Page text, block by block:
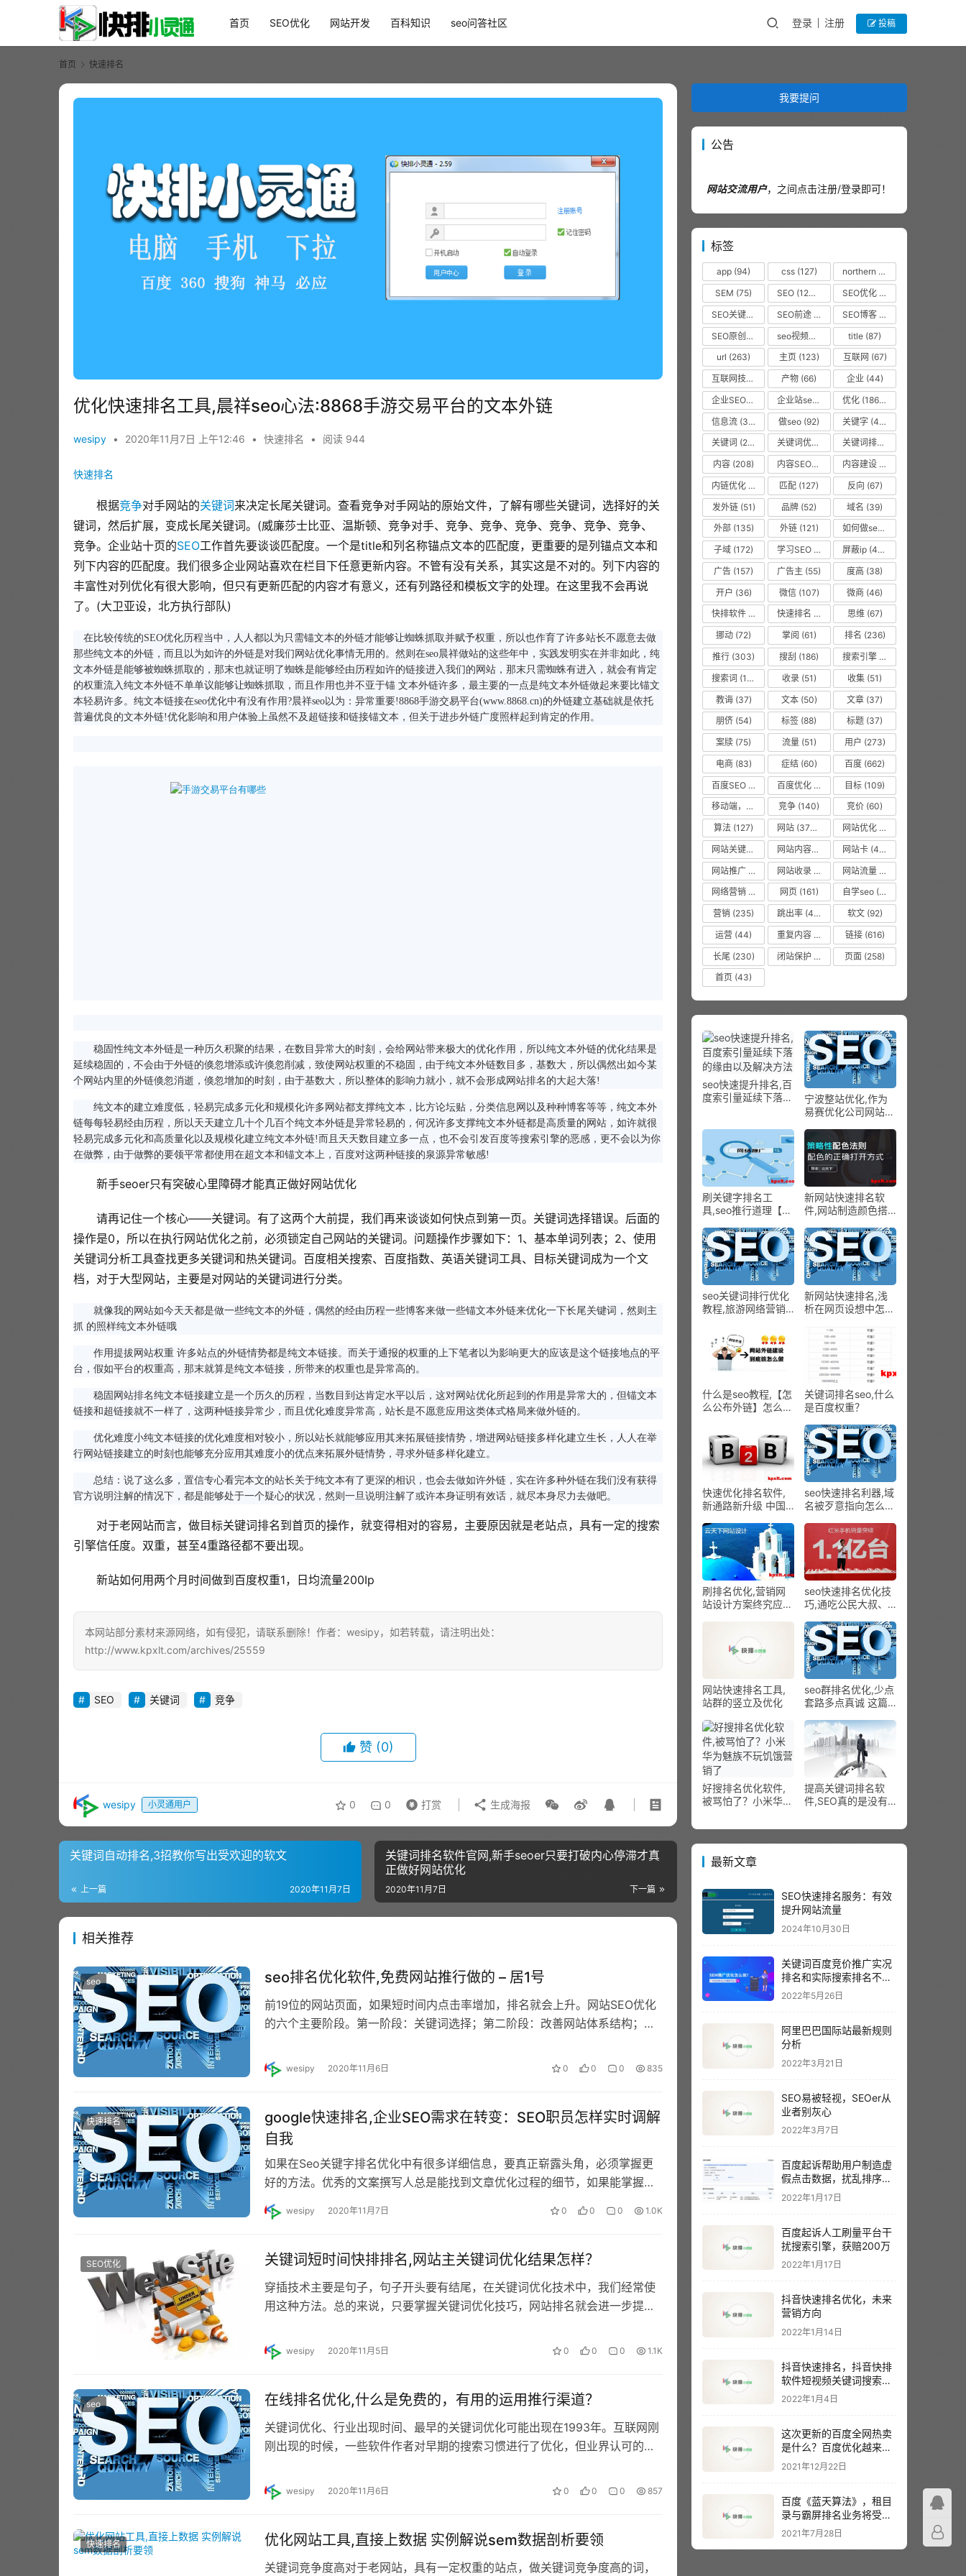
首页 SEO优化 网站开发 百科知识 seo问答社区 登录 注册 投稿
首页 快速排名
优化快速排名工具,晨祥seo心法:8868手游交易平台的文本外链
wesipy • 2020年11月7日 上午12:46 • 快速排名 • 阅读 944
快速排名
根据竞争对手网站的关键词来决定长尾关键词。查看竞争对手网站的原始文件，了解有哪些关键词，选择好的关
键词，然后扩展，变成长尾关键词。(威廉莎士比亚、温斯顿、竞争对手、竞争、竞争、竞争、竞争、竞争、竞争、
竞争。企业站十页的SEO工作首先要谈谈匹配度。一个是title和列名称锚点文本的匹配度，更重要的是列锚点文本和
列下内容的匹配度。我们很多企业网站喜欢在栏目下任意更新内容。不管有没有关系，其实这是不对的。列下内容的
丰富性对列优化有很大影响，但只有更新匹配的内容才有意义，还有列路径和模板文字的处理。在这里我不会再说
了。(大卫亚设，北方执行部队)
在比较传统的SEO优化历程当中，人人都以为只需锚文本的外链才能够让蜘蛛抓取并赋予权重，所以也作育了许多站长不愿意去做
那些纯文本的外链，而且以为如许的外链是对我们网站优化事情无用的。然则在seo晨祥做站的这些年中，实践发明实在并非如此，纯
文本外链是能够被蜘蛛抓取的，那末也就证明了蜘蛛是能够经由历程如许的链接进入我们的网站，那末只需蜘蛛有进入，就会有肯定
的权重流入纯文本外链不单单议能够让蜘蛛抓取，而且作用也并不亚于锚 文本外链许多，最主要的一点是纯文本外链做起来要比锚文
本轻易许多。纯文本链接在seo优化中有没有作用?晨祥seo以为：异常重要!8868手游交易平台(www.8868.cn)的外链建立基础就是依托
普遍优良的文本外链!优化影响和用户体验上虽然不及超链接和链接锚文本，但关于进步外链广度照样起到肯定的作用。
稳固性纯文本外链是一种历久积聚的结果，在数目异常大的时刻，会给网站带来极大的优化作用，所以纯文本外链的优化结果是
延续稳固的，不会由于外链的倏忽增添或许倏忽削减，致使网站权重的不稳固，由于纯文本外链数目多，基数大，所以偶然出如今某
个网站内里的外链倏忽消逝，倏忽增加的时刻，由于基数大，所以整体的影响力就小，就不会形成网站排名的大起大落!
纯文本的建立难度低，轻易完成多元化和规模化许多网站都支撑纯文本，比方论坛贴，分类信息网以及种种博客等等，纯文本外
链每每轻易经由历程，所以天天建立几十个几百个纯文本外链是异常轻易的，何况许多支撑纯文本外链都是高质量的网站，如许就很
轻易完成多元化和高质量化以及规模化建立纯文本外链!而且天天数目建立多一点，也不会引发百度等搜索引擎的恶感，更不会以为你
在做弊，由于做弊的要领平常都使用在超文本和锚文本上，百度对这两种链接的泉源异常敏感!
新手seoer只有突破心里障碍才能真正做好网站优化
请再记住一个核心——关键词。有了这两个大前提，我们再来谈谈如何快点到第一页。关键词选择错误。后面的
操作是0，所以在执行网站优化之前，必须锁定自己网站的关键词。问题操作步骤如下：1、基本单词列表；2、使用
关键词分析工具查找更多关键词和热关键词。百度相关搜索、百度指数、英语关键词工具、目标关键词成为一个文
档，对于大型网站，主要是对网站的关键词进行分类。
就像我的网站如今天天都是做一些纯文本的外链，偶然的经由历程一些博客来做一些锚文本外链来优化一下长尾关键词，然则主
抓 的照样纯文本外链哦
作用提拔网站权重 许多站点的外链情势都是纯文本链接。而关于通报的权重的上下笔者以为影响更大的应该是这个链接地点的平
台，假如平台的权重高，那末就算是纯文本链接，所带来的权重也是异常高的。
稳固网站排名纯文本链接建立是一个历久的历程，当数目到达肯定水平以后，这对网站优化所起到的作用是异常大的，但锚文本
链接和超链接就不一样了，这两种链接异常少，而且优化难度异常高，站长是不愿意应用这类体式格局来做外链的。
优化难度小纯文本链接的优化难度相对较小，所以站长就能够应用其来拓展链接情势，增进网站链接多样化建立生长，人人在举
行网站链接建立的时刻也能够充分应用其难度小的优点来拓展外链情势，寻求外链多样化建立。
总结：说了这么多，置信专心看完本文的站长关于纯文本有了更深的相识，也会去做如许外链，实在许多种外链在我们没有获得
官方说明注解的情况下，都是能够处于一个疑心的状况，然则一旦说明注解了或许本身证明有效话，就尽本身尽力去做吧。
对于老网站而言，做目标关键词排名到首页的操作，就变得相对的容易，主要原因就是老站点，具有一定的搜索
引擎信任度。双重，甚至4重路径都不要出现。
新站如何用两个月时间做到百度权重1，日均流量200Ip
本网站部分素材来源网络，如有侵犯，请联系删除！作者：wesipy，如若转载，请注明出处：
http://www.kpxlt.com/archives/25559
SEO 关键词 竞争
赞 (0)
wesipy 小灵通用户 0 0 打赏 生成海报
关键词自动排名,3招教你写出受欢迎的软文
上一篇 2020年11月7日
关键词排名软件官网,新手seoer只要打破内心停滞才真
正做好网站优化
下一篇
2020年11月7日
相关推荐
seo seo排名优化软件,免费网站推行做的 – 居1号
前19位的网站页面，如果短时间内点击率增加，排名就会上升。网站SEO优化
的六个主要阶段。第一阶段：关键词选择；第二阶段：改善网站体系结构；第
wesipy 2020年11月6日 0 0 0 835
快速排名
google快速排名,企业SEO需求在转变：SEO职员怎样实时调解
自我
如果在Seo关键字排名优化中有很多详细信息，要真正崭露头角，必须掌握更
好的方法。优秀的文案撰写人总是能找到文章优化过程的细节，如果能掌握细
节，以后的工作将比较简单，以便更多的网站改…
wesipy 2020年11月7日 0 0 0 1.0K
SEO优化 关键词短时间快排排名,网站主关键词优化结果怎样？
穿插技术主要是句子，句子开头要有结尾，在关键词优化技术中，我们经常使
用这种方法。总的来说，只要掌握关键词优化技巧，网站排名就会进一步提
wesipy 2020年11月5日 0 0 0 1.1K
seo 在线排名优化,什么是免费的，有用的运用推行渠道？
关键词优化、行业出现时间、最早的关键词优化可能出现在1993年。互联网刚
刚出现的时候，一些软件作者对早期的搜索习惯进行了优化，但业界认可的时
wesipy 2020年11月6日 0 0 0 857
快速排名 优化网站工具,直接上数据 实例解说sem数据剖析要领
关键词竞争度高对于老网站，具有一定权重的站点，做关键词竞争度高的词，
我要提问
公告
网站交流用户，之间点击注册/登录即可！
标签
app (94) css(127) northern
SEM (75) SEO (12320) SEO优化
SEO关键词
SEO前途 SEO博客
SEO原创文章
(63) seo视频教程 title (87)
url (263) 主页(123) 互联网 (67)
互联网技术从业者
(55)
产物 (66) 企业(44)
企业SEO培训
(48) 企业站seo(35) 优化 (1866)
信息流 (37) 做seo (92) 关键字 (468)
关键词 (2010) 关键词优化 关键词排名
内容 (208) 内容SEO优化 (70)内容建设
内链优化
匹配 (127) 反向 (67)
发外链(51) 品牌 (52) 域名 (39)
外部(135) 外链(121) 如何做seo优化
子域 (172) 学习SEO 屏蔽ip (475)
广告 (157) 广告主 (55) 度高 (38)
开户 (36) 微信(107) 微商 (46)
快排软件
快速排名 思维(67)
挪动 (72) 掌阅 (61) 排名 (236)
推行 (303) 搜刮 (186) 搜索引擎
搜索词 (156) 收录(51) 收集 (51)
教诲(37) 文本(50) 文章 (37)
朋侪(54) 标签 (88) 标题 (37)
案牍 (75) 流量(51) 用户 (273)
电商(83) 症结(60) 百度 (662)
百度SEO
百度优化 目标 (109)
移动端，seo优化
(475)
竞争 (140) 竞价 (60)
算法 (127) 网站 (3750) 网站优化
网站关键词
网站内容更新 (36)网站卡 (475)
网站推广
网站收录 网站流量
网络营销
网页(161) 自学seo (50)
营销 (235) 跳出率 (479) 软文(92)
运营 (44) 重复内容 链接(616)
长尾 (230) 闭站保护 页面 (258)
首页 (43)
seo快速提升排名,百
度索引量延续下落的
宁波整站优化,作为
易赛优化公司网站优
刷关键字排名工
具,seo推行道理【更
格局】
新网站快速排名软
件,网站制造颜色搭
seo关键词排行优化
教程,旅游网络营销
景点引荐
新网站快速排名,浅
析在网页设想中怎样
什么是seo教程,【怎
么公布外链】怎么增
字排名
关键词排名seo,什么
是百度权重？
快速优化排名软件,
新通路新升级 中国
机遇
seo快速排名利器,域
名被歹意指向怎么办
刷排名优化,营销网
站设计方案终究应该
seo快速排名优化技
巧,通吃公民大叔、
的强势反弹来了
网站快速排名工具,
站群的竖立及优化
seo群排名优化,少点
套路多点真诚 这篇
好搜排名优化软件,
被骂怕了？小米华为
提高关键词排名软
件,SEO真的是没有
最新文章
SEO快速排名服务：有效
提升网站流量
2024年10月30日
关键词百度竞价推广实况
排名和实际搜索排名不一
样？以哪个为准呢？
2022年5月26日
阿里巴巴国际站最新规则
分析
2022年3月21日
SEO易被轻视，SEOer从
业者别灰心
2022年3月7日
百度起诉帮助用户制造虚
假点击数据，扰乱排序结
果。
2022年1月17日
百度起诉人工刷量平台干
扰搜索引擎，获赔200万
2022年1月17日
抖音快速排名优化，未来
营销方向
2022年1月14日
抖音快速排名，抖音快排
软件短视频关键词搜索排
名
2022年1月4日
这次更新的百度全网热卖
是什么？百度优化越来越
难？
2021年12月22日
百度《蓝天算法》，租目
录与霸屏排名业务将受到
主要影响
2021年7月28日